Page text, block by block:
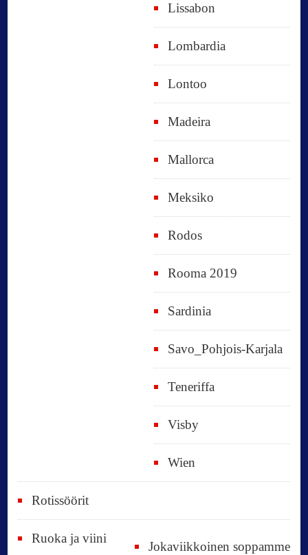
Lissabon
Lombardia
Lontoo
Madeira
Mallorca
Meksiko
Rodos
Rooma 2019
Sardinia
Savo_Pohjois-Karjala
Teneriffa
Visby
Wien
Rotissöörit
Ruoka ja viini
Jokaviikkoinen soppamme